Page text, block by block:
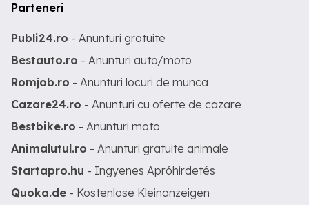
Parteneri
Publi24.ro - Anunturi gratuite
Bestauto.ro - Anunturi auto/moto
Romjob.ro - Anunturi locuri de munca
Cazare24.ro - Anunturi cu oferte de cazare
Bestbike.ro - Anunturi moto
Animalutul.ro - Anunturi gratuite animale
Startapro.hu - Ingyenes Apróhirdetés
Quoka.de - Kostenlose Kleinanzeigen